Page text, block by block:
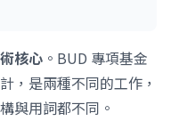
核心 。BUD 專項基金
，是兩種不同的工作，
與用詞都不同。